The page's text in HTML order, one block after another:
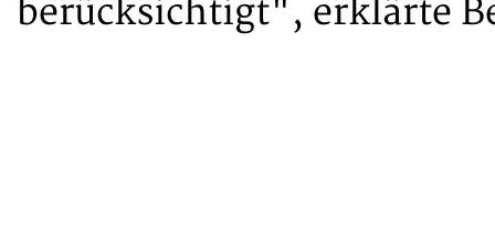
berücksichtigt", erklärte